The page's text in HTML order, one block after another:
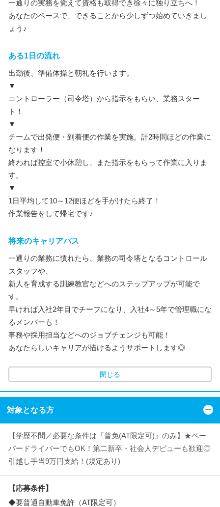
一通りの実務を覚えて資格も取得でき徐々に独り立ちへ！
あなたのペースで、できることから少しずつ始めていきまし
ょう♪
ある1日の流れ
出勤後、準備体操と朝礼を行います。
▼
コントローラー（司令塔）から指示をもらい、業務スター
ト！
▼
チームで出発便・到着便の作業を実施。計2時間ほどの作業に
なります！
終われば控室で小休憩し、また指示をもらって作業に入りま
す。
▼
1日平均して10～12便ほどを手がけたら終了！
作業報告をして帰宅です♪
将来のキャリアパス
一通りの業務に慣れたら、業務の司令塔となるコントロール
スタッフや、
新人を育成する訓練教官などへのステップアップが可能で
す。
早ければ入社2年目でチーフになり、入社4～5年で管理職にな
るメンバーも！
事務や採用担当などへのジョブチェンジも可能！
あなたらしいキャリアが描けるようサポートします◎
閉じる
対象となる方
【学歴不問／必要な条件は『普免(AT限定可)』のみ】★ペー
パードライバーでもOK！第二新卒・社会人デビューも歓迎◎
引越し手当9万円支給！(規定あり)
【応募条件】
◆要普通自動車免許（AT限定可）